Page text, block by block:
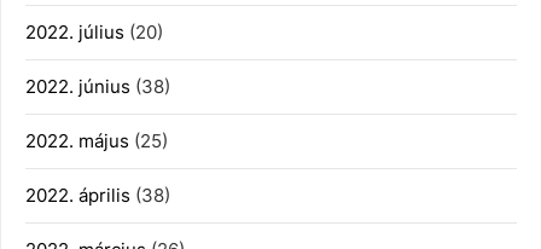
2022. július (20)
2022. június (38)
2022. május (25)
2022. április (38)